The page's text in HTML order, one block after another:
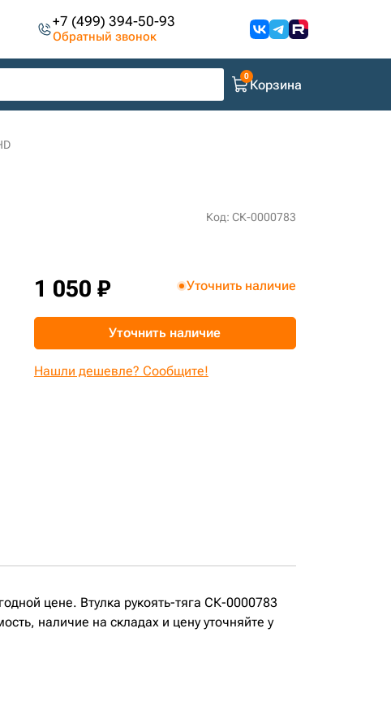
+7 (499) 394-50-93
Обратный звонок
Корзина
Код: СК-0000783
1 050 ₽ Уточнить наличие
Уточнить наличие
Нашли дешевле? Сообщите!
цене. Втулка рукоять-тяга СК-0000783
наличие на складах и цену уточняйте у